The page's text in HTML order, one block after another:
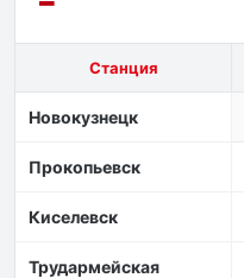
Станция
Новокузнецк
Прокопьевск
Киселевск
Трудармейская